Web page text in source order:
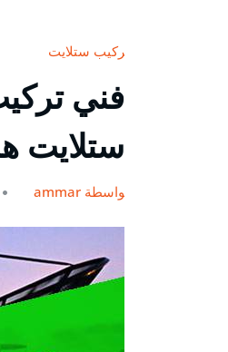
تركيب ستلايت
ستلايت
بواسطة ammar